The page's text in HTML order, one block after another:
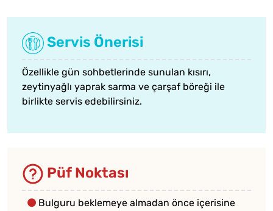
Servis Önerisi
Özellikle gün sohbetlerinde sunulan kısırı,
zeytinyağlı yaprak sarma ve çarşaf böreği ile
birlikte servis edebilirsiniz.
Püf Noktası
Bulguru beklemeye almadan önce içerisine